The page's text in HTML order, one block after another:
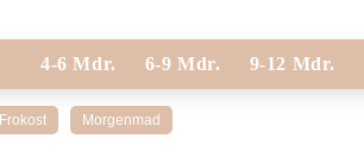
4-6 Mdr. 6-9 Mdr. 9-12 Mdr.
Frokost Morgenmad